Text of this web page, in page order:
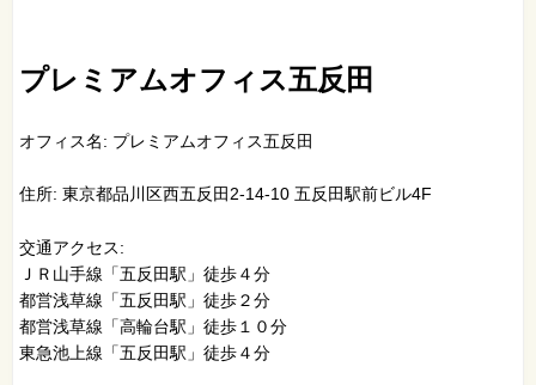
プレミアムオフィス五反田
オフィス名: プレミアムオフィス五反田
住所: 東京都品川区西五反田2-14-10 五反田駅前ビル4F
交通アクセス:
ＪＲ山手線「五反田駅」徒歩４分
都営浅草線「五反田駅」徒歩２分
都営浅草線「高輪台駅」徒歩１０分
東急池上線「五反田駅」徒歩４分